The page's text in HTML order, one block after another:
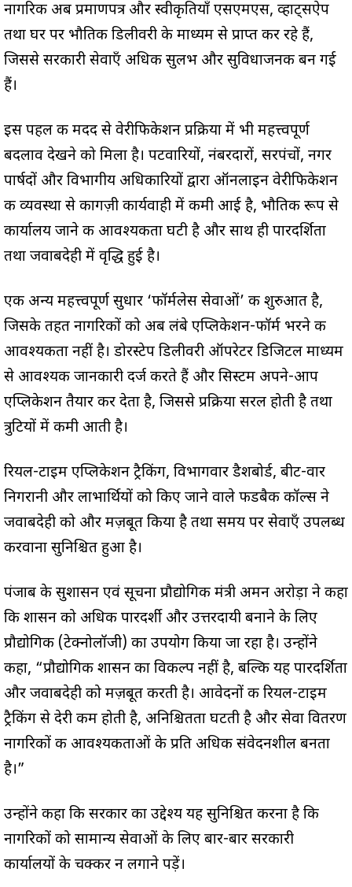
नागरिक अब प्रमाणपत्र और स्वीकृतियाँ एसएमएस, व्हाट्सऐप
तथा घर पर भौतिक डिलीवरी के माध्यम से प्राप्त कर रहे हैं,
जिससे सरकारी सेवाएँ अधिक सुलभ और सुविधाजनक बन गई
हैं।
इस पहल की मदद से वेरीफिकेशन प्रक्रिया में भी महत्त्वपूर्ण
बदलाव देखने को मिला है। पटवारियों, नंबरदारों, सरपंचों, नगर
पार्षदों और विभागीय अधिकारियों द्वारा ऑनलाइन वेरीफिकेशन
की व्यवस्था से कागज़ी कार्यवाही में कमी आई है, भौतिक रूप से
कार्यालय जाने की आवश्यकता घटी है और साथ ही पारदर्शिता
तथा जवाबदेही में वृद्धि हुई है।
एक अन्य महत्त्वपूर्ण सुधार ‘फॉर्मलेस सेवाओं’ की शुरुआत है,
जिसके तहत नागरिकों को अब लंबे एप्लिकेशन-फॉर्म भरने की
आवश्यकता नहीं है। डोरस्टेप डिलीवरी ऑपरेटर डिजिटल माध्यम
से आवश्यक जानकारी दर्ज करते हैं और सिस्टम अपने-आप
एप्लिकेशन तैयार कर देता है, जिससे प्रक्रिया सरल होती है तथा
त्रुटियों में कमी आती है।
रियल-टाइम एप्लिकेशन ट्रैकिंग, विभागवार डैशबोर्ड, बीट-वार
निगरानी और लाभार्थियों को किए जाने वाले फीडबैक कॉल्स ने
जवाबदेही को और मज़बूत किया है तथा समय पर सेवाएँ उपलब्ध
करवाना सुनिश्चित हुआ है।
पंजाब के सुशासन एवं सूचना प्रौद्योगिकी मंत्री अमन अरोड़ा ने कहा
कि शासन को अधिक पारदर्शी और उत्तरदायी बनाने के लिए
प्रौद्योगिकी (टेक्नोलॉजी) का उपयोग किया जा रहा है। उन्होंने
कहा, “प्रौद्योगिकी शासन का विकल्प नहीं है, बल्कि यह पारदर्शिता
और जवाबदेही को मज़बूत करती है। आवेदनों की रियल-टाइम
ट्रैकिंग से देरी कम होती है, अनिश्चितता घटती है और सेवा वितरण
नागरिकों की आवश्यकताओं के प्रति अधिक संवेदनशील बनता
है।”
उन्होंने कहा कि सरकार का उद्देश्य यह सुनिश्चित करना है कि
नागरिकों को सामान्य सेवाओं के लिए बार-बार सरकारी
कार्यालयों के चक्कर न लगाने पड़ें।